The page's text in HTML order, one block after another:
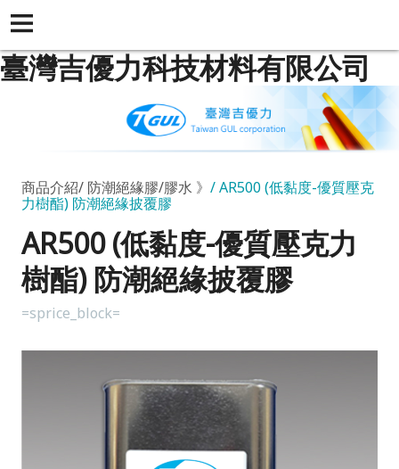
臺灣吉優力科技材料有限公司
商品介紹 防潮絕緣膠/膠水 》
AR500 (低黏度-優質壓克
力樹酯) 防潮絕緣披覆膠
AR500 (低黏度-優質壓克力
樹酯) 防潮絕緣披覆膠
=sprice_block=